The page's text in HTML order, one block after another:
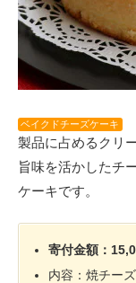
ベイクドチーズケーキ
製品に占めるクリ
旨味を活かしたチ
ケーキです。
寄付金額：
内容：焼チー